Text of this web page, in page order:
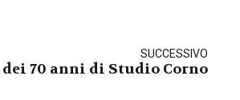
SUCCESSIVO
70 anni di Studio Corno